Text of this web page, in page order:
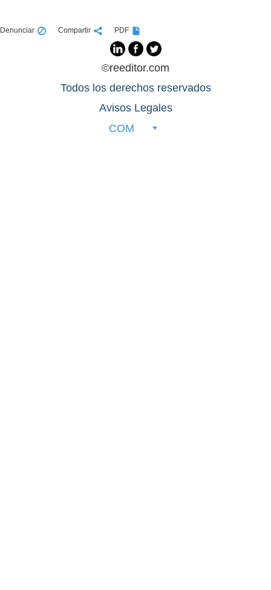
Denunciar Compartir PDF
©reeditor.com
Todos los derechos reservados
Avisos Legales